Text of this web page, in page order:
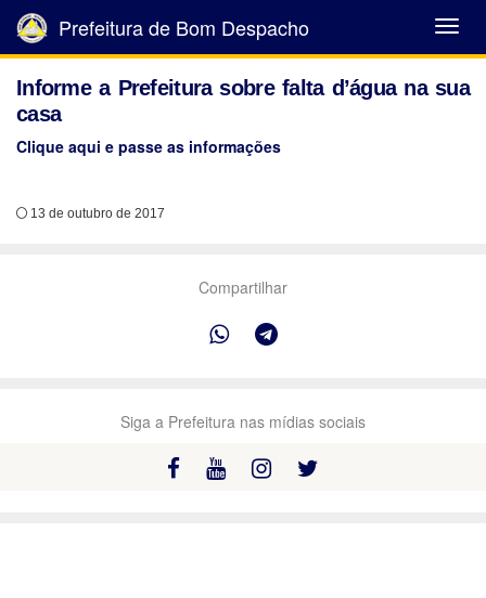
Abrir
Menu
Prefeitura de Bom Despacho
Informe a Prefeitura sobre falta d’água na sua
casa
Clique aqui e passe as informações
13 de outubro de 2017
Compartilhar
Siga a Prefeitura nas mídias sociais